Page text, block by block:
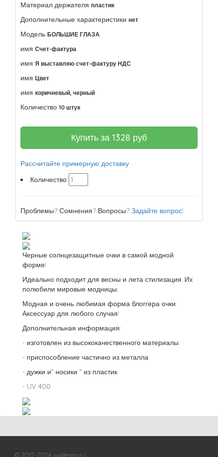
Материал держателя пластик
Дополнительные характеристики нет
Модель БОЛЬШИЕ ГЛАЗА
имя Счет-фактура
имя Я выставляю счет-фактуру НДС
имя Цвет
имя коричневый, черный
Количество 10 штук
Купить за 1328 руб
Рассчитайте примерную доставку
Количество
Проблемы? Сомнения? Вопросы? Задайте вопрос!
Черные солнцезащитные очки в самой модной
форме!
Идеально подходит для весны и лета стилизация. Их
полюбили мировые модницы.
Модная и очень любимая форма блоггера очки.
Аксессуар для любого случая!
Дополнительная информация:
- изготовлен из высококачественного материалы
- приспособление частично из металла
- дужки и" носики " из пластик
- UV 400
© 2012-2026 wallegro.ru